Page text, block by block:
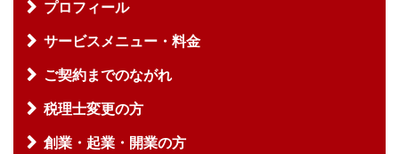
プロフィール
サービスメニュー・料金
ご契約までのながれ
税理士変更の方
創業・起業・開業の方